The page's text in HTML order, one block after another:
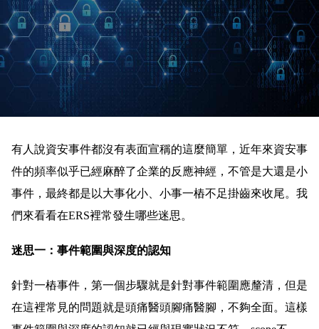
有人說資安事件都沒有表面宣稱的這麼簡單，近年來資安事
件的頻率似乎已經麻醉了企業的反應神經，不管是大還是小
事件，最終都是以大事化小、小事一樁不足掛齒來收尾。我
們來看看在ERS裡常發生哪些迷思。
迷思一：事件範圍與深度的認知
針對一樁事件，第一個步驟就是針對事件範圍應釐清，但是
在這裡常見的問題就是頭痛醫頭腳痛醫腳，不夠全面。這樣